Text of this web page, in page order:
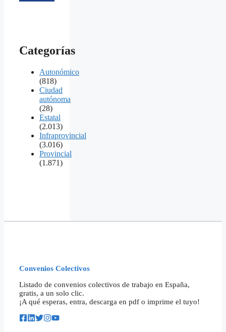
Categorías
Autonómico
(818)
Ciudad
autónoma
(28)
Estatal
(2.013)
Infraprovincial
(3.016)
Provincial
(1.871)
Convenios Colectivos
Listado de convenios colectivos de trabajo en España,
gratis, a un solo clic.
¡A qué esperas, entra, descarga en pdf o imprime el tuyo!